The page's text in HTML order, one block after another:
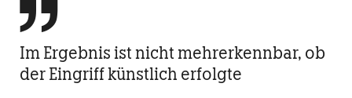

Im Ergebnis ist nicht mehrerkennbar, ob
der Eingriff künstlich erfolgte